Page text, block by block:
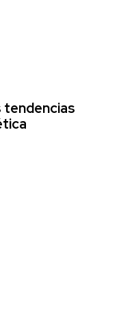
tendencias